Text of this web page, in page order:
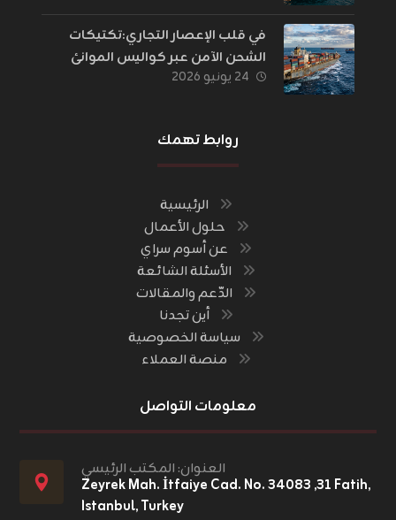
في قلب الإعصار التجاري:تكتيكات
الشحن الآمن عبر كواليس الموانئ
والحدود
٢٤ يونيو ٢٠٢٦
روابط تهمك
الرئيسية
حلول الأعمال
عن أسوم سراي
الأسئلة الشائعة
الدّعم والمقالات
أين تجدنا
سياسة الخصوصية
منصة العملاء
معلومات التواصل
العنوان: المكتب الرئيسي
Zeyrek Mah. İtfaiye Cad. No. ٣١, ٣٤٠٨٣ Fatih,
Istanbul, Turkey